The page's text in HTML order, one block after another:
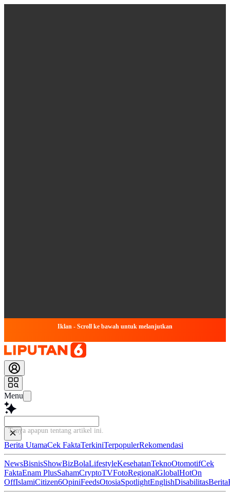
Iklan - Scroll ke bawah untuk melanjutkan
Menu
Tanya apapun tentang artikel in
Berita UtamaCek FaktaTerkiniTerpopulerRekomendasi
NewsBisnisShowBizBolaLifestyleKesehatanTeknoOtomotifCek
FaktaEnam PlusSahamCryptoTVFotoRegionalGlobalHotOn
OffIslamiCitizen6OpiniFeedsOtosiaSpotlightEnglishDisabilitasBerita